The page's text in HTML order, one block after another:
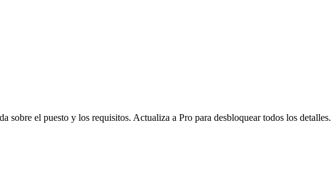
sobre el puesto y los requisitos. Actualiza a Pro para desbloquear todos los detalles.